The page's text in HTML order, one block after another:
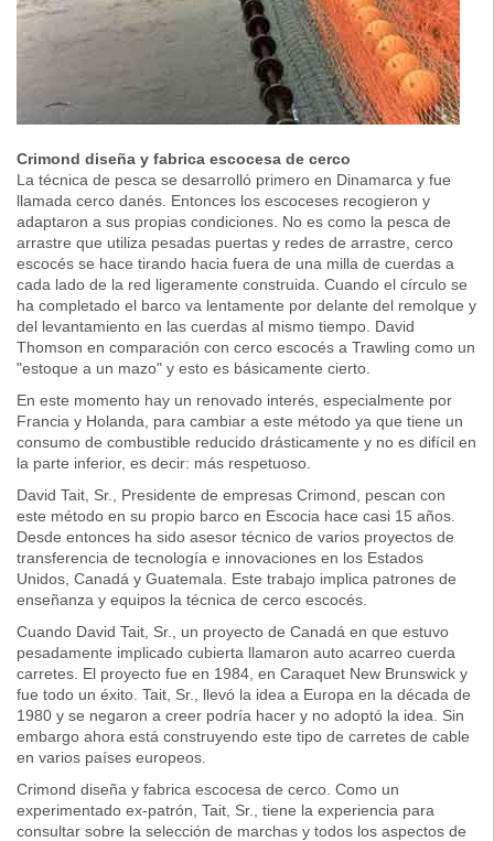
Crimond diseña y fabrica escocesa de cerco
La técnica de pesca se desarrolló primero en Dinamarca y fue
llamada cerco danés. Entonces los escoceses recogieron y
adaptaron a sus propias condiciones. No es como la pesca de
arrastre que utiliza pesadas puertas y redes de arrastre, cerco
escocés se hace tirando hacia fuera de una milla de cuerdas a
cada lado de la red ligeramente construida. Cuando el círculo se
ha completado el barco va lentamente por delante del remolque y
del levantamiento en las cuerdas al mismo tiempo. David
Thomson en comparación con cerco escocés a Trawling como un
"estoque a un mazo" y esto es básicamente cierto.
En este momento hay un renovado interés, especialmente por
Francia y Holanda, para cambiar a este método ya que tiene un
consumo de combustible reducido drásticamente y no es difícil en
la parte inferior, es decir: más respetuoso.
David Tait, Sr., Presidente de empresas Crimond, pescan con
este método en su propio barco en Escocia hace casi 15 años.
Desde entonces ha sido asesor técnico de varios proyectos de
transferencia de tecnología e innovaciones en los Estados
Unidos, Canadá y Guatemala. Este trabajo implica patrones de
enseñanza y equipos la técnica de cerco escocés.
Cuando David Tait, Sr., un proyecto de Canadá en que estuvo
pesadamente implicado cubierta llamaron auto acarreo cuerda
carretes. El proyecto fue en 1984, en Caraquet New Brunswick y
fue todo un éxito. Tait, Sr., llevó la idea a Europa en la década de
1980 y se negaron a creer podría hacer y no adoptó la idea. Sin
embargo ahora está construyendo este tipo de carretes de cable
en varios países europeos.
Crimond diseña y fabrica escocesa de cerco. Como un
experimentado ex-patrón, Tait, Sr., tiene la experiencia para
consultar sobre la selección de marchas y todos los aspectos de